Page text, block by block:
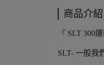
商品介紹
『 SLT 300
SLT- 一般我